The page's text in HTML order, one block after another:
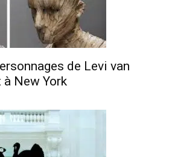
de Levi van
New York